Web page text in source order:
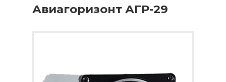
Авиагоризонт АГР-29